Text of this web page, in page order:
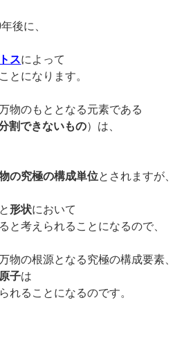
後に、
スによって
とになります。
物のもととなる元素である
割できないもの）は、
の究極の構成単位とされますが、
と形状において
と考えられることになるので、
物の根源となる究極の構成要素、
子は
れることになるのです。